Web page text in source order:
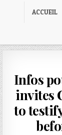
ACCUEIL
Infos
invites
to